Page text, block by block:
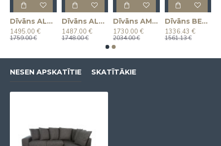
Dīvāns ALBA (Izvelkams) (Divvietīgs)
1495.00 €
1759.00 €
Dīvāns ALPHA (Izvelkams) (Divvietīgs)
1487.00 €
1748.00 €
Dīvāns AMANDA (Izvelkams) (Divvietīgs)
1730.00 €
2034.00 €
Dīvāns BELAVIO 3 (trīsvietīgs, izvelkams)
1336.43 €
1561.13 €
NESEN APSKATĪTIE SKATĪTĀKIE